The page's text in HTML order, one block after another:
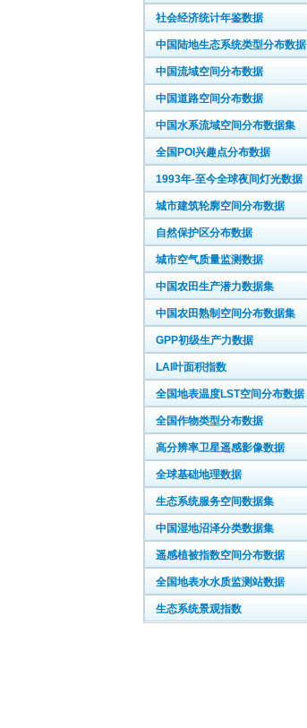
社会经济统计年鉴数据
中国陆地生态系统类型分布数据
中国流域空间分布数据
中国道路空间分布数据
中国水系流域空间分布数据集
全国POI兴趣点分布数据
1993年-至今全球夜间灯光数据
城市建筑轮廓空间分布数据
自然保护区分布数据
城市空气质量监测数据
中国农田生产潜力数据集
中国农田熟制空间分布数据集
GPP初级生产力数据
LAI叶面积指数
全国地表温度LST空间分布数据
全国作物类型分布数据
高分辨率卫星遥感影像数据
全球基础地理数据
生态系统服务空间数据集
中国湿地沼泽分类数据集
遥感植被指数空间分布数据
全国地表水水质监测站数据
生态系统景观指数